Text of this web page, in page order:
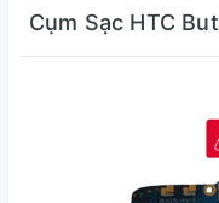
Cụm Sạc HTC